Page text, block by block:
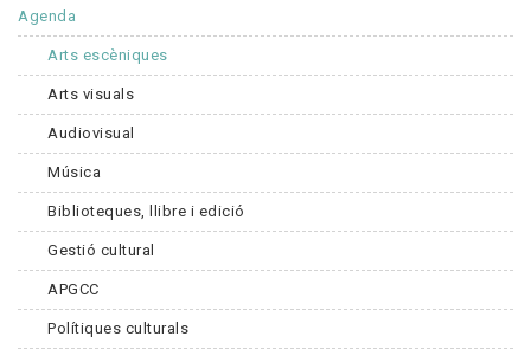
Agenda
Arts escèniques
Arts visuals
Audiovisual
Música
Biblioteques, llibre i edició
Gestió cultural
APGCC
Polítiques culturals